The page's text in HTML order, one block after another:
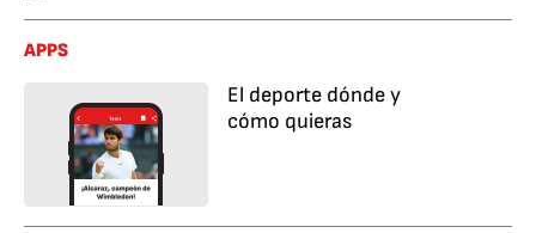
APPS
El deporte dónde y
cómo quieras